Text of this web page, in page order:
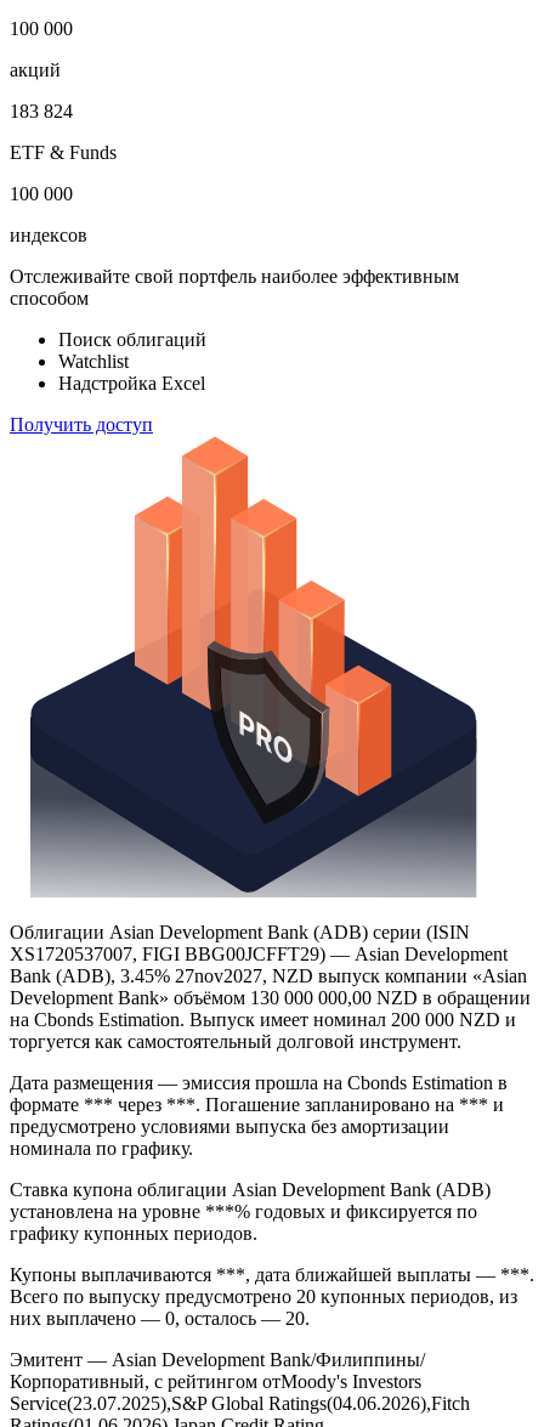
100 000
акций
183 824
ETF & Funds
100 000
индексов
Отслеживайте свой портфель наиболее эффективным
способом
Поиск облигаций
Watchlist
Надстройка Excel
Получить доступ
Облигации Asian Development Bank (ADB) серии (ISIN
XS1720537007, FIGI BBG00JCFFT29) — Asian Development
Bank (ADB), 3.45% 27nov2027, NZD выпуск компании «Asian
Development Bank» объёмом 130 000 000,00 NZD в обращении
на Cbonds Estimation. Выпуск имеет номинал 200 000 NZD и
торгуется как самостоятельный долговой инструмент.
Дата размещения — эмиссия прошла на Cbonds Estimation в
формате *** через ***. Погашение запланировано на *** и
предусмотрено условиями выпуска без амортизации
номинала по графику.
Ставка купона облигации Asian Development Bank (ADB)
установлена на уровне ***% годовых и фиксируется по
графику купонных периодов.
Купоны выплачиваются ***, дата ближайшей выплаты — ***.
Всего по выпуску предусмотрено 20 купонных периодов, из
них выплачено — 0, осталось — 20.
Эмитент — Asian Development Bank/Филиппины/
Корпоративный, с рейтингом отMoody's Investors
Service(23.07.2025),S&P Global Ratings(04.06.2026),Fitch